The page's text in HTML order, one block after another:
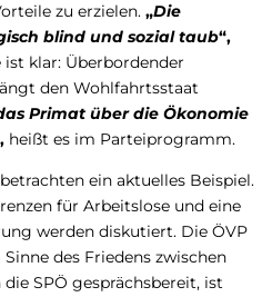
zu erzielen. „Die
blind und sozial taub“,
klar: Überbordender
den Wohlfahrtsstaat
Primat über die Ökonomie
heißt es im Parteiprogramm.
ein aktuelles Beispiel.
für Arbeitslose und eine
werden diskutiert. Die ÖVP
des Friedens zwischen
SPÖ gesprächsbereit, ist